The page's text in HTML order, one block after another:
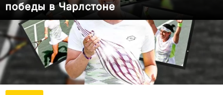
победы в Чарлстоне